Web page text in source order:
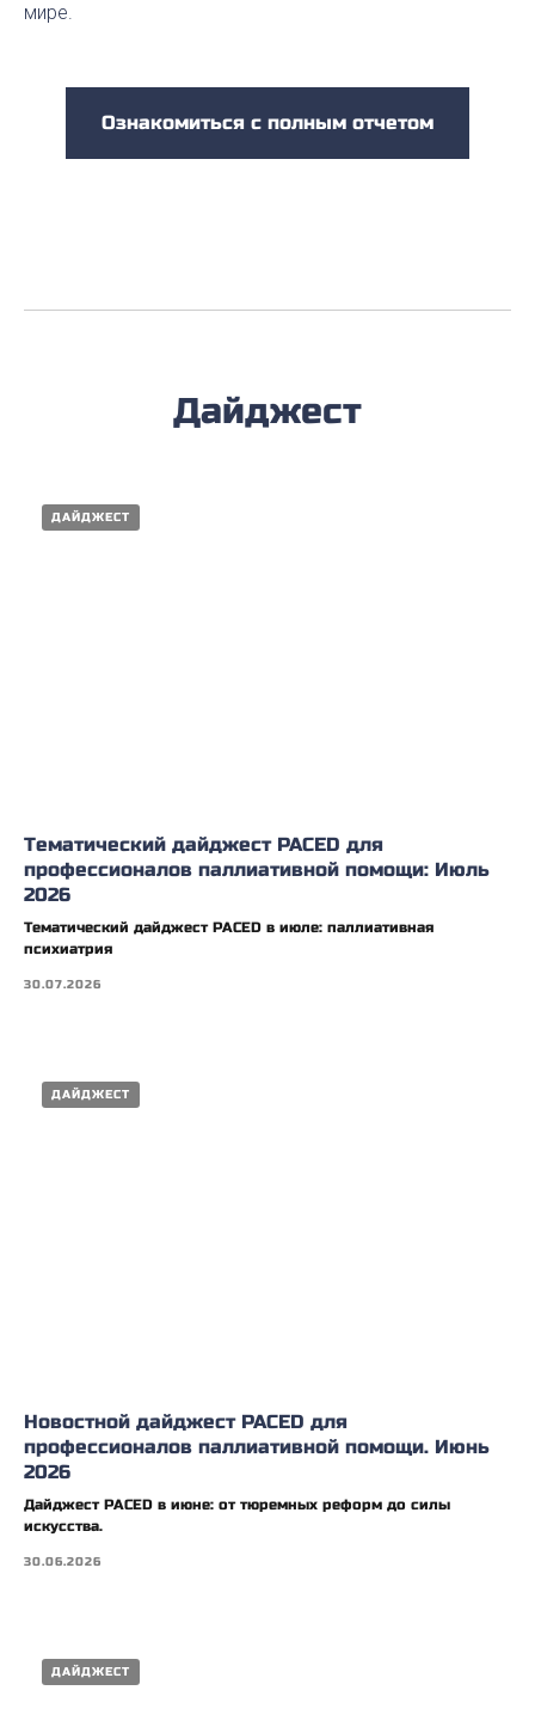
мире.
Ознакомиться с полным отчетом
Дайджест
ДАЙДЖЕСТ
Тематический дайджест PACED для
профессионалов паллиативной помощи: Июль
2026
Тематический дайджест PACED в июле: паллиативная
психиатрия
30.07.2026
ДАЙДЖЕСТ
Новостной дайджест PACED для
профессионалов паллиативной помощи. Июнь
2026
Дайджест PACED в июне: от тюремных реформ до силы
искусства.
30.06.2026
ДАЙДЖЕСТ